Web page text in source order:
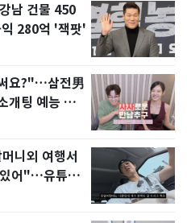
남 건물 450
280억 '잭팟'
요?"…삼전男
개팅 예능 화
니외 여행서
어"…유튜브